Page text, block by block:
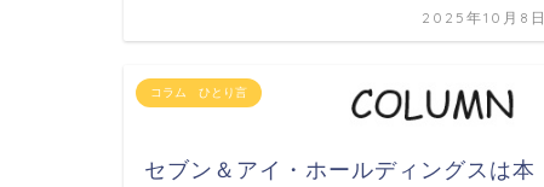
2025年10月8日
コラム ひとり言
セブン＆アイ・ホールディングスは本